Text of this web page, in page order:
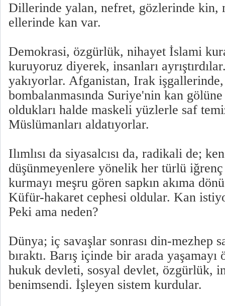
Dillerinde yalan, nefret, gözlerinde kin,
ellerinde kan var.
Demokrasi, özgürlük, nihayet İslami
kuruyoruz diyerek, insanları
yakıyorlar. Afganistan, Irak
bombalanmasında Suriye'nin kan
oldukları halde maskeli yüzlerle saf
Müslümanları aldatıyorlar.
Ilımlısı da siyasalcısı da, radikali de;
düşünmeyenlere yönelik her türlü
kurmayı meşru gören sapkın akıma
Küfür-hakaret cephesi oldular. Kan
Peki ama neden?
Dünya; iç savaşlar sonrası din-mezhep
bıraktı. Barış içinde bir arada
hukuk devleti, sosyal devlet, özgürlük,
benimsendi. İşleyen sistem kurdular.